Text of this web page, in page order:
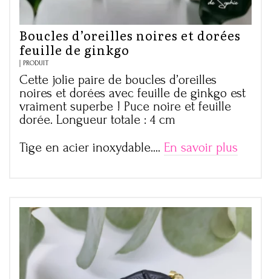
Boucles d’oreilles noires et dorées
feuille de ginkgo
PRODUIT
Cette jolie paire de boucles d’oreilles
noires et dorées avec feuille de ginkgo est
vraiment superbe ! Puce noire et feuille
dorée. Longueur totale : 4 cm
Tige en acier inoxydable.… En savoir plus